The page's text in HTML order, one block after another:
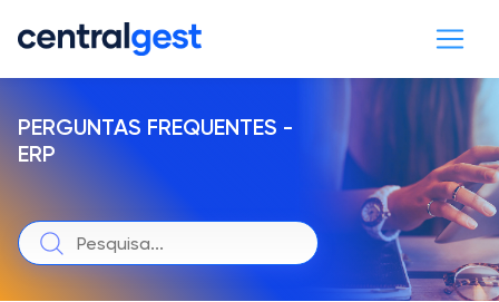
PERGUNTAS FREQUENTES -
ERP